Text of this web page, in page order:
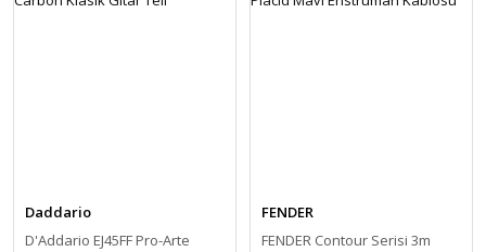
Daddario
D'Addario EJ45FF Pro-Arte
FENDER
FENDER Contour Serisi 3m